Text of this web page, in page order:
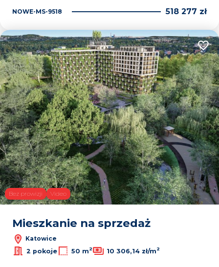
NOWE-MS-9518 518 277 zł
Bez prowizji Video
Mieszkanie na sprzedaż
Katowice
2 pokoje
50 m2 10 306,14 zł/m2